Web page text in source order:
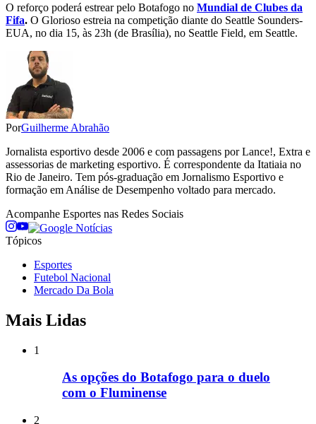
O reforço poderá estrear pelo Botafogo no Mundial de Clubes da
Fifa. O Glorioso estreia na competição diante do Seattle Sounders-
EUA, no dia 15, às 23h (de Brasília), no Seattle Field, em Seattle.
PorGuilherme Abrahão
Jornalista esportivo desde 2006 e com passagens por Lance!, Extra e
assessorias de marketing esportivo. É correspondente da Itatiaia no
Rio de Janeiro. Tem pós-graduação em Jornalismo Esportivo e
formação em Análise de Desempenho voltado para mercado.
Acompanhe Esportes nas Redes Sociais
Tópicos
Esportes
Futebol Nacional
Mercado Da Bola
Mais Lidas
1
As opções do Botafogo para o duelo
com o Fluminense
2